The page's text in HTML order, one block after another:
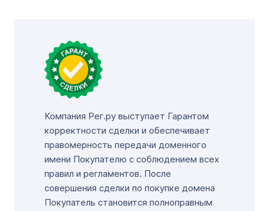
Компания Рег.ру выступает Гарантом
корректности сделки и обеспечивает
правомерность передачи доменного
имени Покупателю с соблюдением всех
правил и регламентов. После
совершения сделки по покупке домена
Покупатель становится полноправным